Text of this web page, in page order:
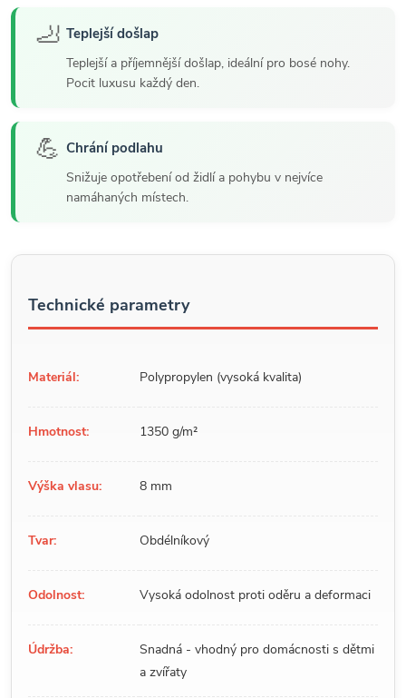
🦶 Teplejší došlap
Teplejší a příjemnější došlap, ideální pro bosé nohy.
Pocit luxusu každý den.
💪 Chrání podlahu
Snižuje opotřebení od židlí a pohybu v nejvíce
namáhaných místech.
Technické parametry
Materiál: Polypropylen (vysoká kvalita)
Hmotnost: 1350 g/m²
Výška vlasu: 8 mm
Tvar: Obdélníkový
Odolnost: Vysoká odolnost proti oděru a deformaci
Údržba:
Snadná - vhodný pro domácnosti s dětmi
a zvířaty